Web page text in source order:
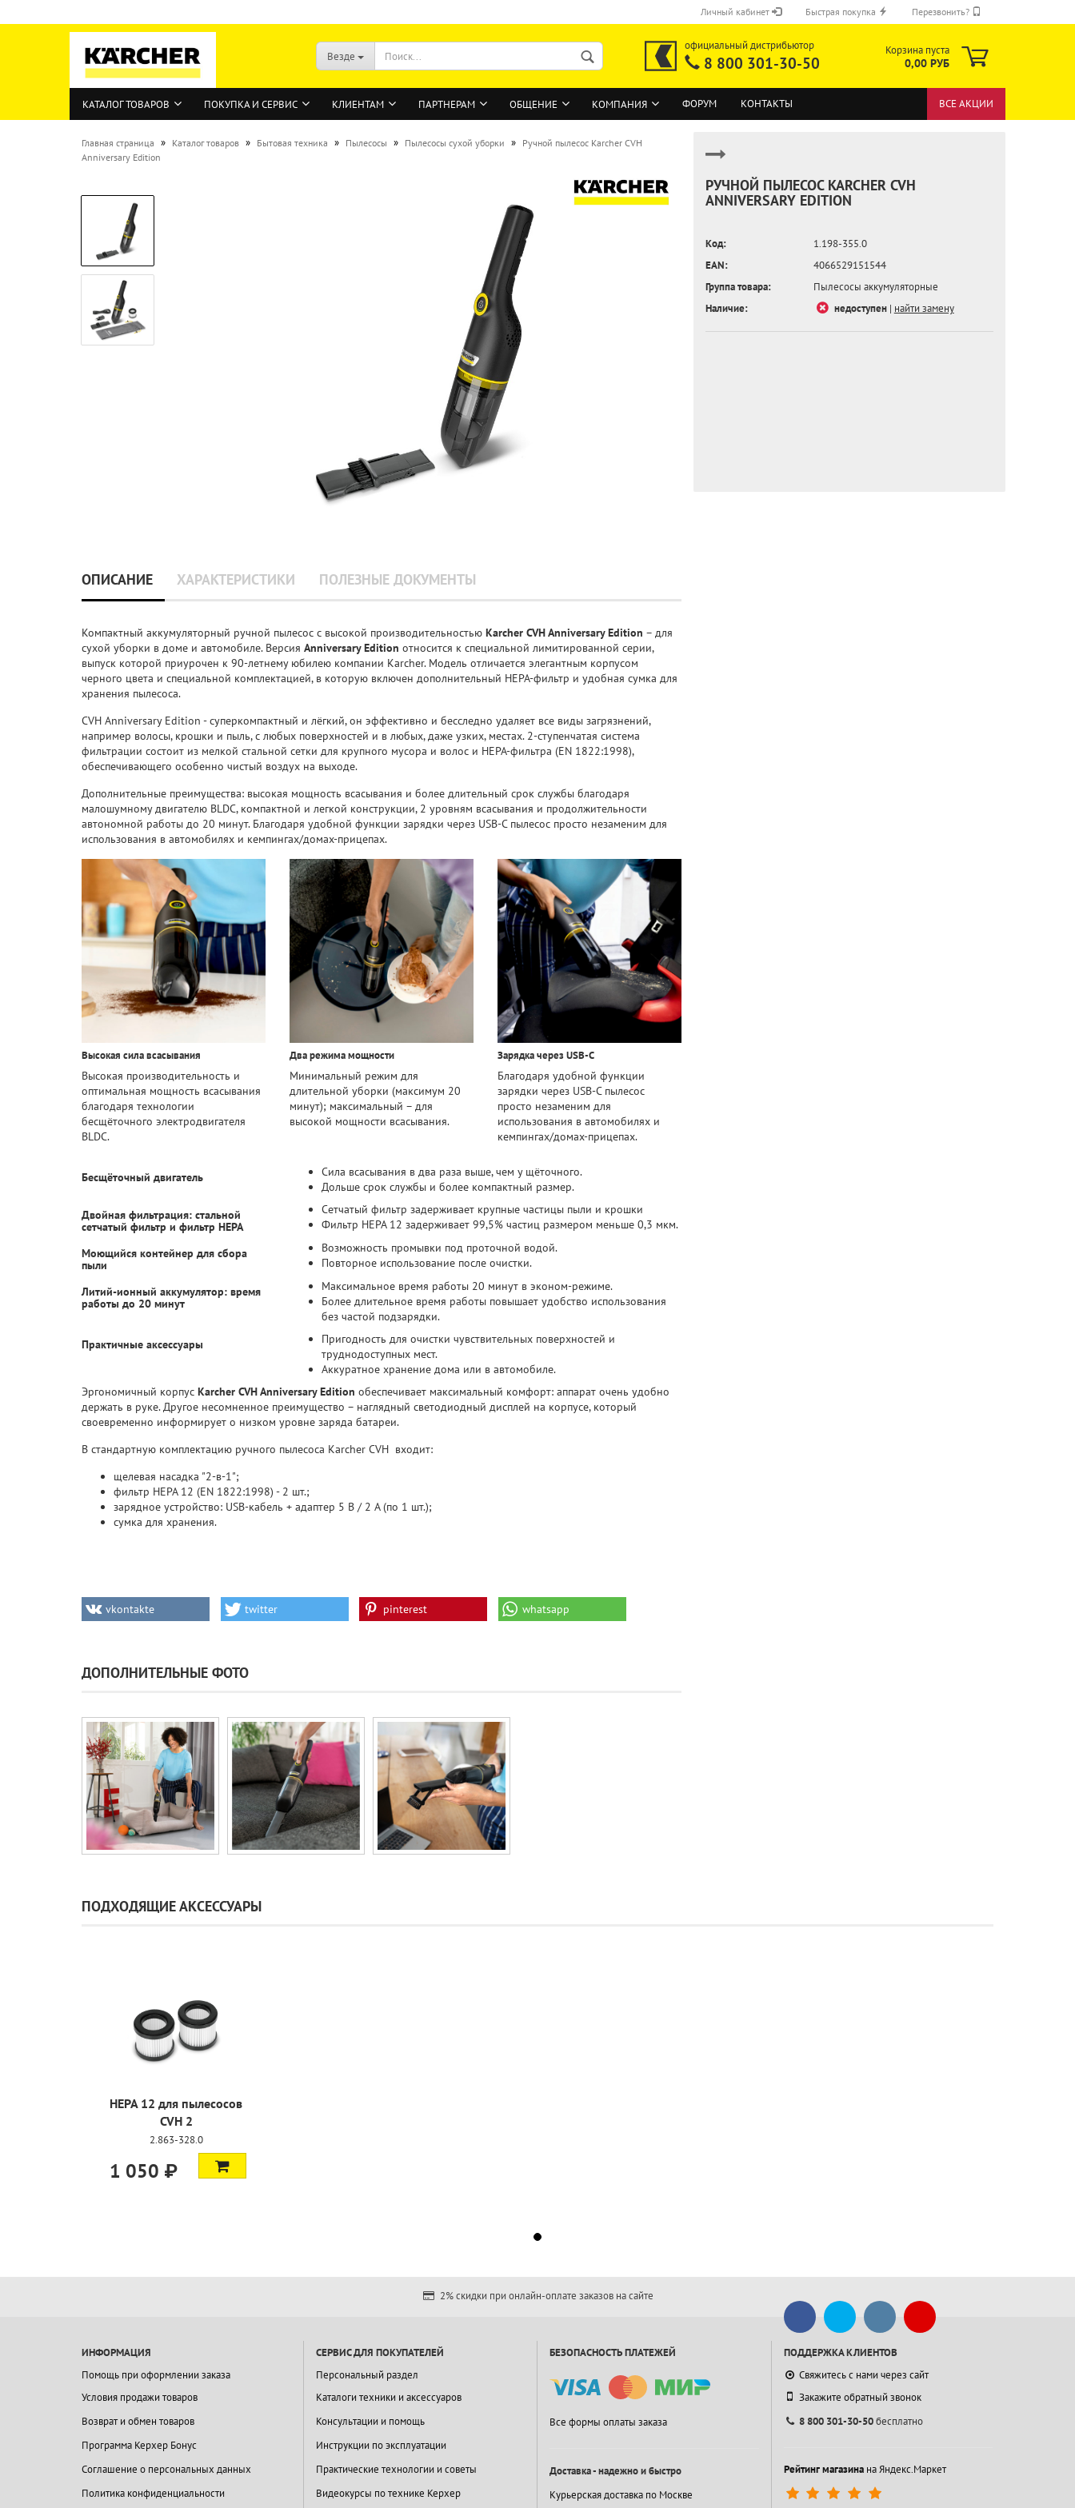
Личный кабинет
ВОЙТИ
Регистрация на сайте
Забыли пароль?
Быстрая покупка Перезвонить?
ОТПРАВИТЬ
Везде
официальный дистрибьютор
8 800 301-30-50
Корзина пуста
0,00 РУБ
КАТАЛОГ ТОВАРОВ ПОКУПКА И СЕРВИС КЛИЕНТАМ ПАРТНЕРАМ ОБЩЕНИЕ КОМПАНИЯ ФОРУМ КОНТАКТЫ ВСЕ АКЦИИ
Главная страница » Каталог товаров » Бытовая техника » Пылесосы » Пылесосы сухой уборки » Ручной пылесос Karcher CVH
Anniversary Edition
РУЧНОЙ ПЫЛЕСОС KARCHER CVH
ANNIVERSARY EDITION
Код:
1.198-355.0
EAN:
4066529151544
Группа товара:
Пылесосы аккумуляторные
Наличие:
недоступен| найти замену
ОПИСАНИЕ ХАРАКТЕРИСТИКИ ПОЛЕЗНЫЕ ДОКУМЕНТЫ
Компактный аккумуляторный ручной пылесос с высокой производительностью Karcher CVH Anniversary Edition – для
сухой уборки в доме и автомобиле. Версия Anniversary Edition относится к специальной лимитированной серии,
выпуск которой приурочен к 90-летнему юбилею компании Karcher. Модель отличается элегантным корпусом
черного цвета и специальной комплектацией, в которую включен дополнительный HEPA-фильтр и удобная сумка для
хранения пылесоса.
CVH Anniversary Edition - суперкомпактный и лёгкий, он эффективно и бесследно удаляет все виды загрязнений,
например волосы, крошки и пыль, с любых поверхностей и в любых, даже узких, местах. 2-ступенчатая система
фильтрации состоит из мелкой стальной сетки для крупного мусора и волос и HEPA-фильтра (EN 1822:1998),
обеспечивающего особенно чистый воздух на выходе.
Дополнительные преимущества: высокая мощность всасывания и более длительный срок службы благодаря
малошумному двигателю BLDC, компактной и легкой конструкции, 2 уровням всасывания и продолжительности
автономной работы до 20 минут. Благодаря удобной функции зарядки через USB-C пылесос просто незаменим для
использования в автомобилях и кемпингах/домах-прицепах.
Высокая сила всасывания
Высокая производительность и
оптимальная мощность всасывания
благодаря технологии
бесщёточного электродвигателя
BLDC.
Два режима мощности
Минимальный режим для
длительной уборки (максимум 20
минут); максимальный – для
высокой мощности всасывания.
Зарядка через USB-C
Благодаря удобной функции
зарядки через USB-C пылесос
просто незаменим для
использования в автомобилях и
кемпингах/домах-прицепах.
Бесщёточный двигатель
Сила всасывания в два раза выше, чем у щёточного.
Дольше срок службы и более компактный размер.
Двойная фильтрация: стальной
сетчатый фильтр и фильтр НЕРА
Сетчатый фильтр задерживает крупные частицы пыли и крошки
Фильтр HEPA 12 задерживает 99,5% частиц размером меньше 0,3 мкм.
Моющийся контейнер для сбора
пыли
Возможность промывки под проточной водой.
Повторное использование после очистки.
Литий-ионный аккумулятор: время
работы до 20 минут
Максимальное время работы 20 минут в эконом-режиме.
Более длительное время работы повышает удобство использования
без частой подзарядки.
Практичные аксессуары
Пригодность для очистки чувствительных поверхностей и
труднодоступных мест.
Аккуратное хранение дома или в автомобиле.
Эргономичный корпус Karcher CVH Anniversary Edition обеспечивает максимальный комфорт: аппарат очень удобно
держать в руке. Другое несомненное преимущество – наглядный светодиодный дисплей на корпусе, который
своевременно информирует о низком уровне заряда батареи.
В стандартную комплектацию ручного пылесоса Karcher CVH входит:
щелевая насадка "2-в-1";
фильтр HEPA 12 (EN 1822:1998) - 2 шт.;
зарядное устройство: USB-кабель + адаптер 5 В / 2 А (по 1 шт.);
сумка для хранения.
vkontakte twitter pinterest whatsapp
ДОПОЛНИТЕЛЬНЫЕ ФОТО
ПОДХОДЯЩИЕ АКСЕССУАРЫ
HEPA 12 для пылесосов
CVH 2
2.863-328.0
1 050 ₽
2% скидки при онлайн-оплате заказов на сайте
ИНФОРМАЦИЯ
Помощь при оформлении заказа
Условия продажи товаров
Возврат и обмен товаров
Программа Керхер Бонус
Соглашение о персональных данных
Политика конфиденциальности
СЕРВИС ДЛЯ ПОКУПАТЕЛЕЙ
Персональный раздел
Каталоги техники и аксессуаров
Консультации и помощь
Инструкции по эксплуатации
Практические технологии и советы
Видеокурсы по технике Керхер
БЕЗОПАСНОСТЬ ПЛАТЕЖЕЙ
Все формы оплаты заказа
Доставка - надежно и быстро
Курьерская доставка по Москве
ПОДДЕРЖКА КЛИЕНТОВ
Свяжитесь с нами через сайт
Закажите обратный звонок
8 800 301-30-50бесплатно
Рейтинг магазинана Яндекс.Маркет